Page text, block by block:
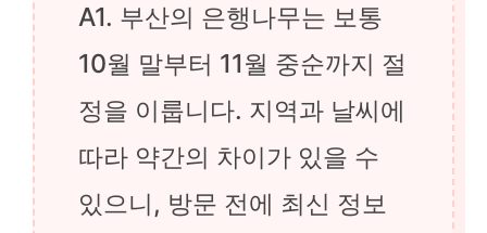
A1. 부산의 은행나무는 보통
10월 말부터 11월 중순까지 절
정을 이룹니다. 지역과 날씨에
따라 약간의 차이가 있을 수
있으니, 방문 전에 최신 정보